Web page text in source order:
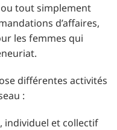
tout simplement
d’affaires,
les femmes qui
différentes activités
:
, individuel et collectif